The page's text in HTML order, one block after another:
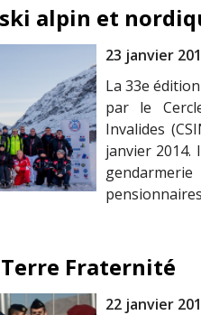
alpin et
23 janvier
La 33e
par le
Invalides
janvier 2014.
Fraternité
22 janvier